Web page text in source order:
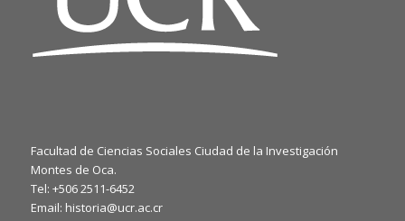
Facultad de Ciencias Sociales Ciudad de la Investigación
Montes de Oca.
Tel: +506 2511-6452
Email: historia@ucr.ac.cr